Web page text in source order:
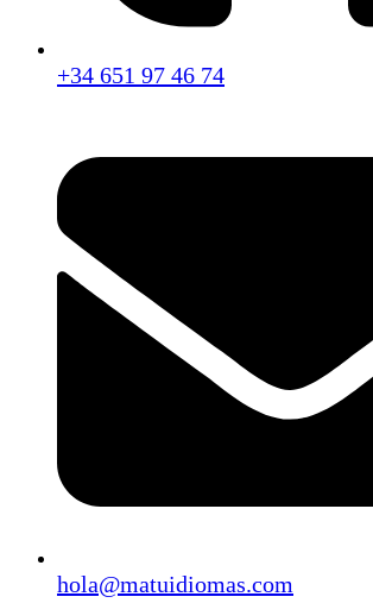
+34 651 97 46 74
hola@matuidiomas.com